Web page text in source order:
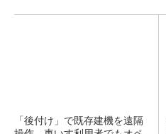
「後付け」で既存建機を遠隔